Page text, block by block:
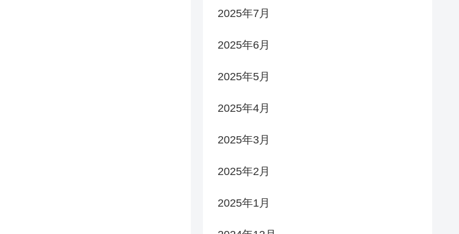
2025年7月
2025年6月
2025年5月
2025年4月
2025年3月
2025年2月
2025年1月